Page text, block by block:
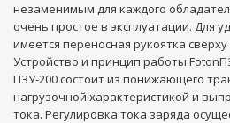
незаменимым для каждого
очень простое в эксплуатации. Для
имеется переносная рукоятка
Устройство и принцип работы
ПЗУ-200 состоит из понижающего
нагрузочной характеристикой и
тока. Регулировка тока заряда